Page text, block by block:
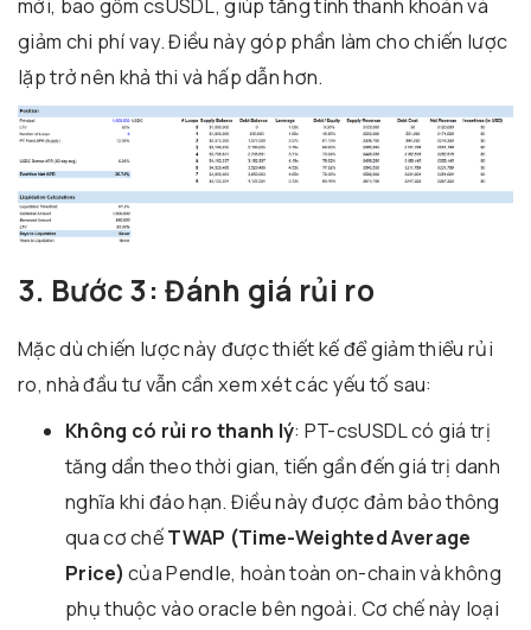
mới, bao gồm csUSDL, giúp tăng tính thanh khoản và
giảm chi phí vay. Điều này góp phần làm cho chiến lược
lặp trở nên khả thi và hấp dẫn hơn.
3. Bước 3: Đánh giá rủi ro
Mặc dù chiến lược này được thiết kế để giảm thiểu rủi
ro, nhà đầu tư vẫn cần xem xét các yếu tố sau:
Không có rủi ro thanh lý: PT-csUSDL có giá trị
tăng dần theo thời gian, tiến gần đến giá trị danh
nghĩa khi đáo hạn. Điều này được đảm bảo thông
qua cơ chếTWAP (Time-Weighted Average
Price) của Pendle, hoàn toàn on-chain và không
phụ thuộc vào oracle bên ngoài. Cơ chế này loại